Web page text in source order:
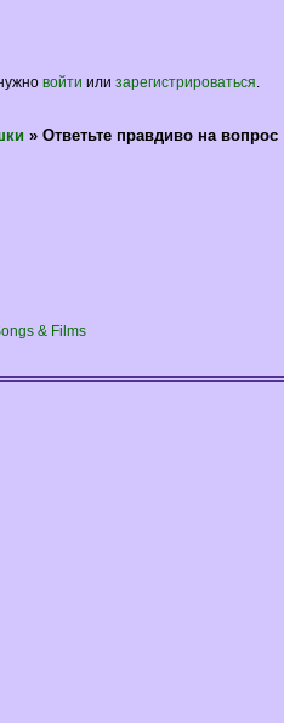
войти или зарегистрироваться
» Ответьте правдиво на вопрос